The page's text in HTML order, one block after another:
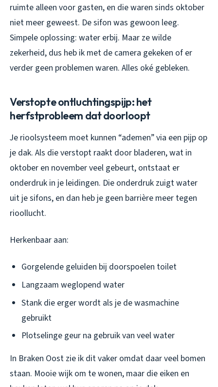
ruimte alleen voor gasten, en die waren sinds oktober
niet meer geweest. De sifon was gewoon leeg.
Simpele oplossing: water erbij. Maar ze wilde
zekerheid, dus heb ik met de camera gekeken of er
verder geen problemen waren. Alles oké gebleken.
Verstopte ontluchtingspijp: het
herfstprobleem dat doorloopt
Je rioolsysteem moet kunnen “ademen” via een pijp op
je dak. Als die verstopt raakt door bladeren, wat in
oktober en november veel gebeurt, ontstaat er
onderdruk in je leidingen. Die onderdruk zuigt water
uit je sifons, en dan heb je geen barrière meer tegen
rioollucht.
Herkenbaar aan:
Gorgelende geluiden bij doorspoelen toilet
Langzaam weglopend water
Stank die erger wordt als je de wasmachine
gebruikt
Plotselinge geur na gebruik van veel water
In Braken Oost zie ik dit vaker omdat daar veel bomen
staan. Mooie wijk om te wonen, maar die eiken en